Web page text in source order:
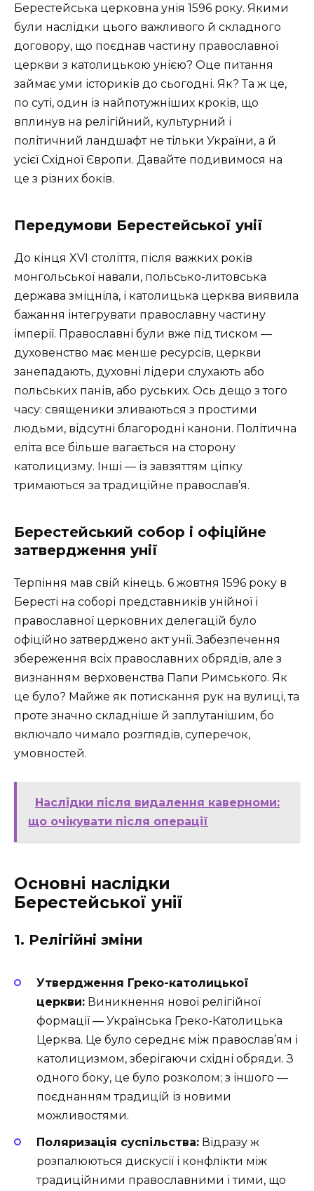
Берестейська церковна унія 1596 року. Якими
були наслідки цього важливого й складного
договору, що поєднав частину православної
церкви з католицькою унією? Оце питання
займає уми істориків до сьогодні. Як? Та ж це,
по суті, один із найпотужніших кроків, що
вплинув на релігійний, культурний і
політичний ландшафт не тільки України, а й
усієї Східної Європи. Давайте подивимося на
це з різних боків.
Передумови Берестейської унії
До кінця XVI століття, після важких років
монгольської навали, польсько-литовська
держава зміцніла, і католицька церква виявила
бажання інтегрувати православну частину
імперії. Православні були вже під тиском —
духовенство має менше ресурсів, церкви
занепадають, духовні лідери слухають або
польських панів, або руських. Ось дещо з того
часу: священики зливаються з простими
людьми, відсутні благородні канони. Політична
еліта все більше вагається на сторону
католицизму. Інші — із завзяттям ціпку
тримаються за традиційне православ’я.
Берестейський собор і офіційне
затвердження унії
Терпіння мав свій кінець. 6 жовтня 1596 року в
Бересті на соборі представників унійної і
православної церковних делегацій було
офіційно затверджено акт унії. Забезпечення
збереження всіх православних обрядів, але з
визнанням верховенства Папи Римського. Як
це було? Майже як потискання рук на вулиці, та
проте значно складніше й заплутанішим, бо
включало чимало розглядів, суперечок,
умовностей.
Наслідки після видалення каверноми:
що очікувати після операції
Основні наслідки
Берестейської унії
1. Релігійні зміни
Утвердження Греко-католицької
церкви: Виникнення нової релігійної
формації — Українська Греко-Католицька
Церква. Це було середнє між православ’ям і
католицизмом, зберігаючи східні обряди. З
одного боку, це було розколом; з іншого —
поєднанням традицій із новими
можливостями.
Поляризація суспільства: Відразу ж
розпалюються дискусії і конфлікти між
традиційними православними і тими, що